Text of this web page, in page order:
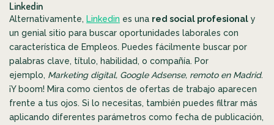
Linkedin
Alternativamente, Linkedin es una red social profesional y
un genial sitio para buscar oportunidades laborales con
característica de Empleos. Puedes fácilmente buscar por
palabras clave, título, habilidad, o compañía. Por
ejemplo, Marketing digital, Google Adsense, remoto en Madrid.
¡Y boom! Mira como cientos de ofertas de trabajo aparecen
frente a tus ojos. Si lo necesitas, también puedes filtrar más
aplicando diferentes parámetros como fecha de publicación,